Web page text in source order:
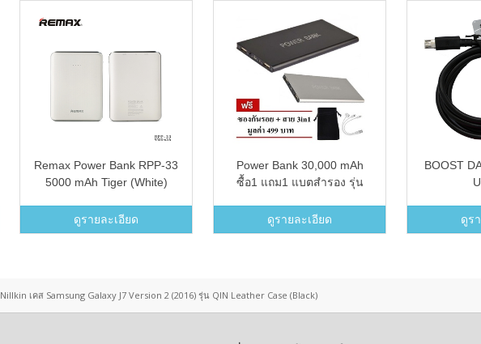
Remax Power Bank RPP-33
5000 mAh Tiger (White)
ดูรายละเอียด
Power Bank 30,000 mAh
ซื้อ1 แถม1 แบตสำรอง รุ่น
ดูรายละเอียด
BOOST
ดูร
Nillkin เคส Samsung Galaxy J7 Version 2 (2016) รุ่น QIN Leather Case (Black)